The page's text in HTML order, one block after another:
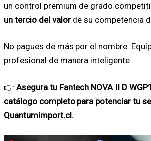
un control premium de grado
un tercio del valor de su competencia
No pagues de más por el nombre.
profesional de manera inteligente.
👉 Asegura tu Fantech NOVA II D
catálogo completo para potenciar tu
Quantumimport.cl.